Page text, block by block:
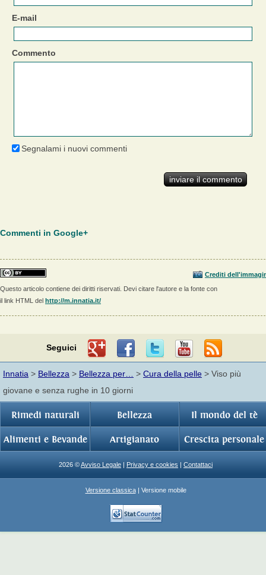
E-mail
Commento
Segnalami i nuovi commenti
Commenti in Google+
Crediti
Questo articolo contiene dei diritti riservati. Devi citare l'autore e la fonte con
il link HTML del http://m.innatia.it/
Seguici
Innatia > Bellezza > Bellezza per… > Cura della pelle > Viso più
giovane e senza rughe in 10 giorni
Rimedi naturali Bellezza Il mondo del tè
Alimenti e Bevande Artigianato Crescita personale
2026 ©Avviso Legale | Privacy e cookies | Contattaci
Versione classica| Versione mobile